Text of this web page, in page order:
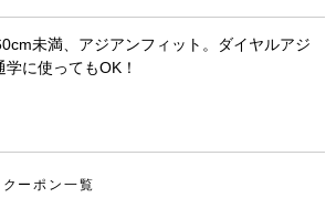
物を続ける
未満、アジアンフィット。ダイヤルアジ
に使ってもOK！
クーポン一覧